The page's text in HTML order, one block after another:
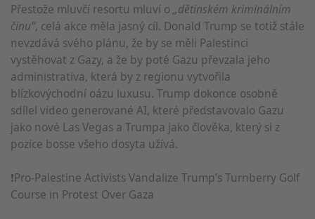
Přestože mluvčí resortu mluví o „dětinském kriminálním
činu“, celá akce měla jasný cíl. Donald Trump se totiž stále
nevzdává svého plánu, že by se měli Palestinci
vystěhovat z Gazy, a že by poté Gazu převzala jeho
administrativa, která by z regionu vytvořila
blízkovýchodní oázu luxusu. Trump dokonce osobně
sdílel video generované AI, které představovalo Gazu
jako nové Las Vegas a Trumpa jako člověka, který si z
pozice bosse všeho dosyta užívá.
❗️Pro-Palestine Activists Vandalize Trump’s Turnberry Golf
Course in Protest Over Gaza